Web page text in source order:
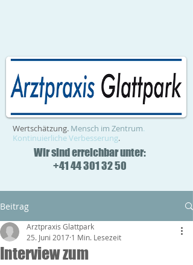
Wertschätzung. Mensch im Zentrum.
Kontinuierliche Verbesserung.
Wir sind erreichbar unter:
+41 44 301 32 50
Beitrag
Interview zum
Arztpraxis Glattpark
25. Juni 2017 1 Min. Lesezeit